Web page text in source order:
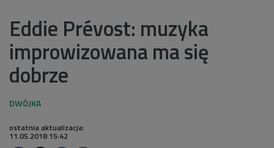
Eddie Prévost: muzyka
improwizowana ma się
dobrze
ostatnia aktualizacja:
11.05.2018 15:42